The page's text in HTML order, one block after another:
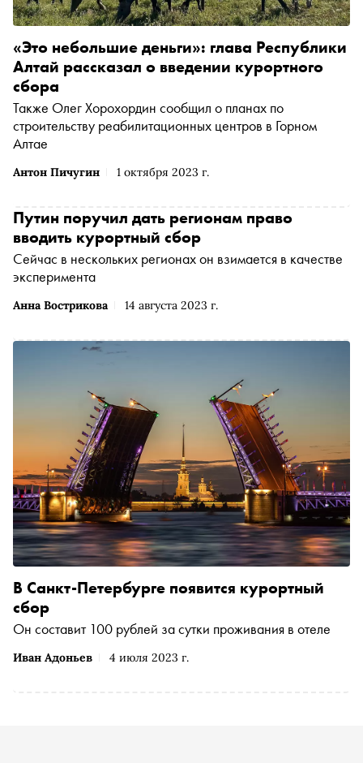
Антон Пичугин 1 октября 2023 г.
«Это небольшие деньги»: глава Республики
Алтай рассказал о введении курортного
сбора
Также Олег Хорохордин сообщил о планах по
строительству реабилитационных центров в Горном
Алтае
Анна Вострикова 14 августа 2023 г.
Путин поручил дать регионам право
вводить курортный сбор
Сейчас в нескольких регионах он взимается в качестве
эксперимента
Иван Адоньев 4 июля 2023 г.
В Санкт-Петербурге появится курортный
сбор
Он составит 100 рублей за сутки проживания в отеле